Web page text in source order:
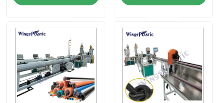
Ligne en plastique d'extrusion de tuyau
Machine en plastique d'extrudeuse de tube
Machine d'extrudeuse de tuyau de HDPE
Machine d'extrudeuse de tuyau de PVC